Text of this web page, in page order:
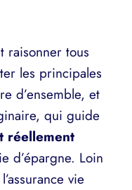
raisonner tous
les principales
d’ensemble, et
qui guide
réellement
d’épargne. Loin
vie